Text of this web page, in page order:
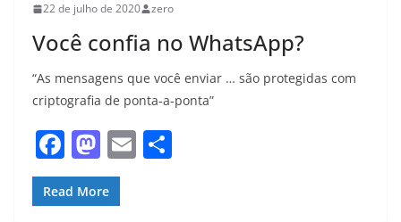
22 de julho de 2020 zero
Você confia no WhatsApp?
“As mensagens que você enviar … são protegidas com
criptografia de ponta-a-ponta”
F
a
c
M
a
st
E
Read More